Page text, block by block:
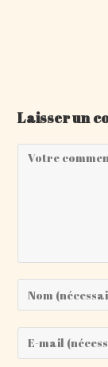
Laisser un
Comment
Enter
your
name
or
Enter
your